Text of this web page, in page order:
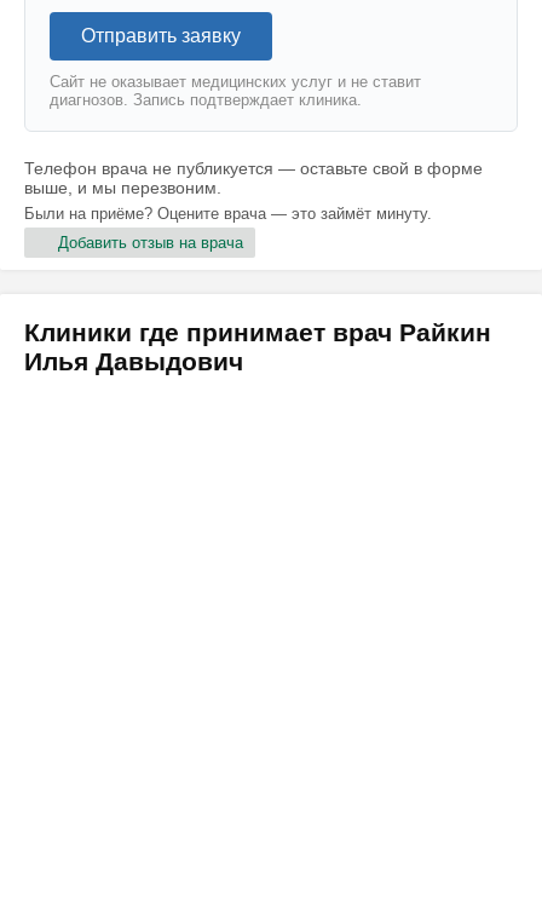
Отправить заявку
Сайт не оказывает медицинских услуг и не ставит
диагнозов. Запись подтверждает клиника.
Телефон врача не публикуется — оставьте свой в форме
выше, и мы перезвоним.
Были на приёме? Оцените врача — это займёт минуту.
Добавить отзыв на врача
Клиники где принимает врач Райкин
Илья Давыдович